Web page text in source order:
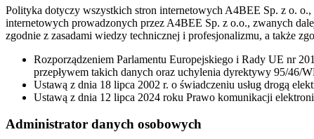
Polityka dotyczy wszystkich stron internetowych A4BEE Sp. z o.
internetowych prowadzonych przez A4BEE Sp. z o.o., zwanych
zgodnie z zasadami wiedzy technicznej i profesjonalizmu, a także
Rozporządzeniem Parlamentu Europejskiego i Rady UE nr
przepływem takich danych oraz uchylenia dyrektywy 95/
Ustawą z dnia 18 lipca 2002 r. o świadczeniu usług drogą
Ustawą z dnia 12 lipca 2024 roku Prawo komunikacji
Administrator danych osobowych